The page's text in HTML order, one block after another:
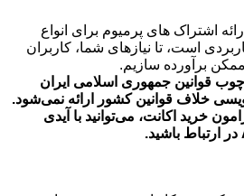
تا
تومان549,000
اشتراک های پرمیوم برای انواع
است، تا نیازهای شما، کاربران
برآورده سازیم.
قوانین جمهوری اسلامی ایران
خلاف قوانین کشور ارائه نمی‌شود.
خرید اکانت، می‌توانید با آیدی